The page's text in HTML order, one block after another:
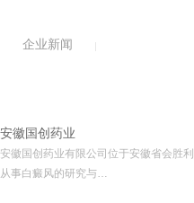
企业新闻
安徽国创药业
安徽国创药业有限公司位于安徽省会胜
从事白癜风的研究与…